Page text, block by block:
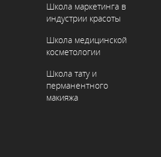
Школа маркетинга в
индустрии красоты
Школа медицинской
косметологии
Школа тату и
перманентного
макияжа